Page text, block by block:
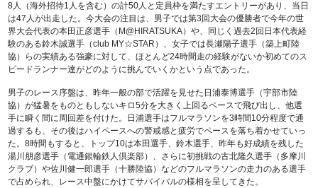
8人（海外招待1人を含む）の計50人と定員枠を満たすエントリーがあり、当日
は47人が出走した。今大会の注目は、男子では第3回大会の優勝者で今年の世
界大会代表の本田正彦選手（M@HIRATSUKA）や、同じく過去2回日本代表経
験のある鈴木誠選手（club MY☆STAR）、女子では長瀬陽子選手（築上町陸
協）らの実績ある強豪に対して、ほとんど24時間走の経験がないか初めてのス
ピードランナー達がどのように挑んでいくかという点であった。
男子のレース序盤は、昨年一般の部で活躍を見せた日浦泰博選手（宇部市陸
協）が猛暑をものともしないキロ5分を大きく上回るペースで飛び出し、他選
手に瞬く間に周回差を付けた。日浦選手はフルマラソンを3時間10分程度で通
過するも、その後はハイペースへの警戒感と疲労でペースを落ち着かせていっ
た。8時間もすると、トップ10は本田選手、鈴木選手、昨年も好成績を残した
湯川朋彦選手（電通銀輪鉄人倶楽部）、さらに初挑戦の古北隆久選手（多摩川
クラブ）や佐川健一郎選手（十勝陸協）などのフルマラソンの走力のある選手
で占められ、レース中盤にかけてサバイバルの様相を呈してきた。